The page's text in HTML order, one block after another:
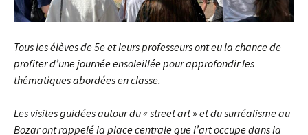
Tous les élèves de 5e et leurs professeurs ont eu la chance de
profiter d’une journée ensoleillée pour approfondir les
thématiques abordées en classe.
Les visites guidées autour du « street art » et du surréalisme au
Bozar ont rappelé la place centrale que l’art occupe dans la